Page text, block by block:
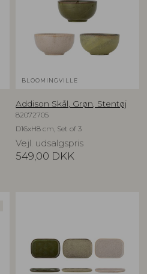
BLOOMINGVILLE
Addison Skål, Grøn, Stentøj
82072705
D16xH8 cm, Set of 3
Vejl. udsalgspris
549,00 DKK